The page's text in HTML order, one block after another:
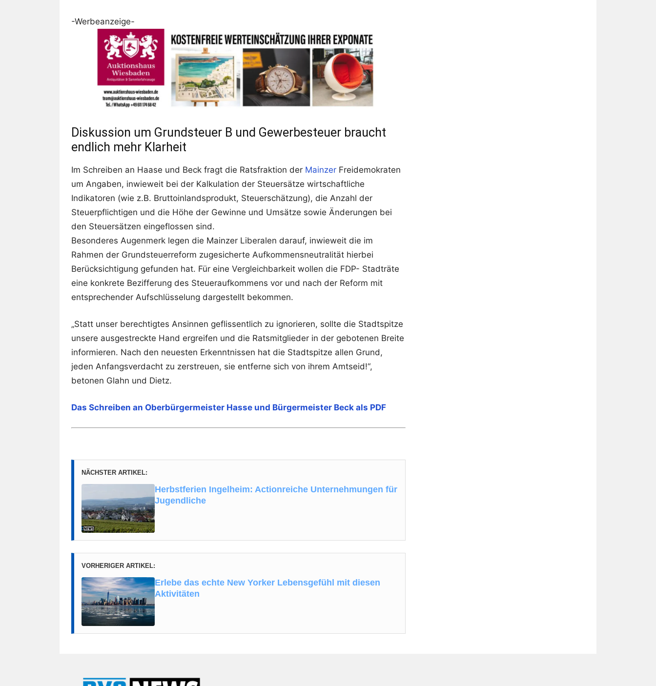
-Werbeanzeige-
Diskussion um Grundsteuer B und Gewerbesteuer braucht
endlich mehr Klarheit
Im Schreiben an Haase und Beck fragt die Ratsfraktion der Mainzer Freidemokraten
um Angaben, inwieweit bei der Kalkulation der Steuersätze wirtschaftliche
Indikatoren (wie z.B. Bruttoinlandsprodukt, Steuerschätzung), die Anzahl der
Steuerpflichtigen und die Höhe der Gewinne und Umsätze sowie Änderungen bei
den Steuersätzen eingeflossen sind.
Besonderes Augenmerk legen die Mainzer Liberalen darauf, inwieweit die im
Rahmen der Grundsteuerreform zugesicherte Aufkommensneutralität hierbei
Berücksichtigung gefunden hat. Für eine Vergleichbarkeit wollen die FDP- Stadträte
eine konkrete Bezifferung des Steueraufkommens vor und nach der Reform mit
entsprechender Aufschlüsselung dargestellt bekommen.
„Statt unser berechtigtes Ansinnen geflissentlich zu ignorieren, sollte die Stadtspitze
unsere ausgestreckte Hand ergreifen und die Ratsmitglieder in der gebotenen Breite
informieren. Nach den neuesten Erkenntnissen hat die Stadtspitze allen Grund,
jeden Anfangsverdacht zu zerstreuen, sie entferne sich von ihrem Amtseid!“,
betonen Glahn und Dietz.
Das Schreiben an Oberbürgermeister Hasse und Bürgermeister Beck als PDF
NÄCHSTER ARTIKEL:
Herbstferien Ingelheim: Actionreiche Unternehmungen für
Jugendliche
VORHERIGER ARTIKEL:
Erlebe das echte New Yorker Lebensgefühl mit diesen
Aktivitäten